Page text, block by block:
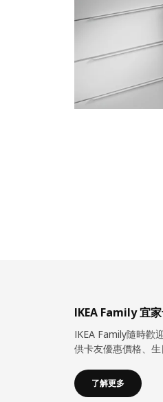
IKEA Family 宜
IKEA Family隨時歡
供卡友優惠價格、
了解更多